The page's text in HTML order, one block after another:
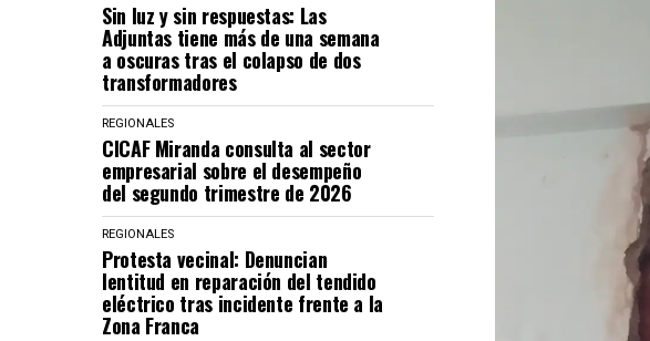
Sin luz y sin respuestas: Las
Adjuntas tiene más de una semana
a oscuras tras el colapso de dos
transformadores
REGIONALES
CICAF Miranda consulta al sector
empresarial sobre el desempeño
del segundo trimestre de 2026
REGIONALES
Protesta vecinal: Denuncian
lentitud en reparación del tendido
eléctrico tras incidente frente a la
Zona Franca